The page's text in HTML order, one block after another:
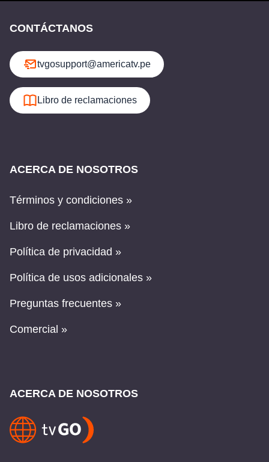
CONTÁCTANOS
tvgosupport@americatv.pe
Libro de reclamaciones
ACERCA DE NOSOTROS
Términos y condiciones »
Libro de reclamaciones »
Política de privacidad »
Política de usos adicionales »
Preguntas frecuentes »
Comercial »
ACERCA DE NOSOTROS